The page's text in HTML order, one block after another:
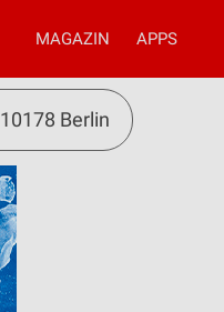
MAGAZIN APPS
10178 Berlin